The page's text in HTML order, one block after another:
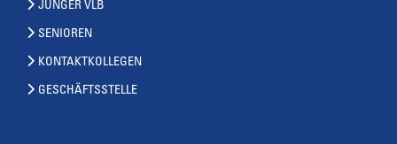
JUNGER VLB
SENIOREN
KONTAKTKOLLEGEN
GESCHÄFTSSTELLE